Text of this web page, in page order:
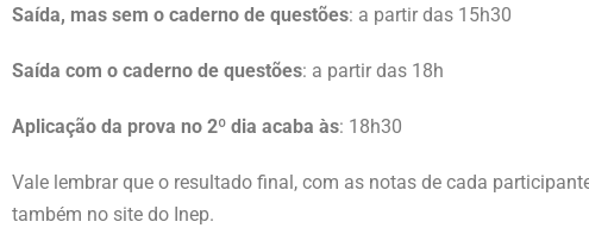
Saída, mas sem o caderno de questões: a partir das 15h30
Saída com o caderno de questões: a partir das 18h
Aplicação da prova no 2º dia acaba às: 18h30
Vale lembrar que o resultado final, com as notas de cada
também no site do Inep.